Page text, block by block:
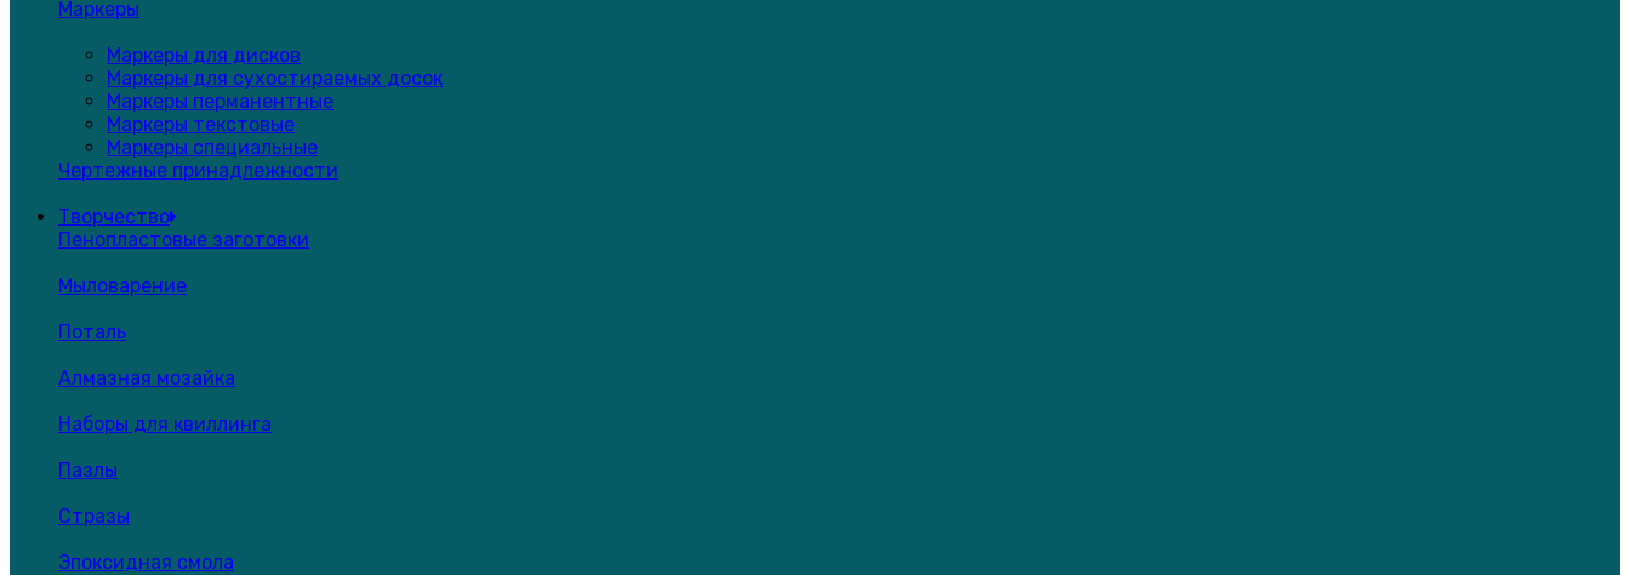
Маркеры
Маркеры для дисков
Маркеры для сухостираемых досок
Маркеры перманентные
Маркеры текстовые
Маркеры специальные
Чертежные принадлежности
Творчество
Пенопластовые заготовки
Мыловарение
Поталь
Алмазная мозайка
Наборы для квиллинга
Пазлы
Стразы
Эпоксидная смола